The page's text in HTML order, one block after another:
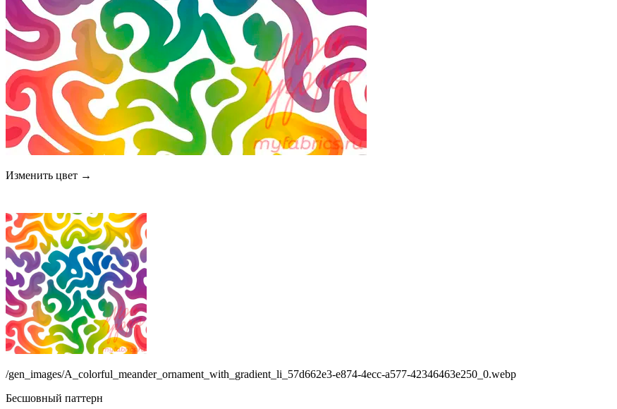
Изменить цвет →
/gen_images/A_colorful_meander_ornament_with_gradient_li_57d662e3-e874-4ecc-a577-42346463e250_0.webp
Бесшовный паттерн